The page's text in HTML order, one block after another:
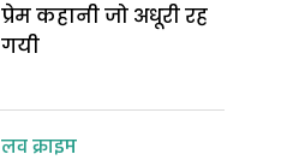
प्रेम कहानी जो अधूरी रह
गयी
लव क्राइम